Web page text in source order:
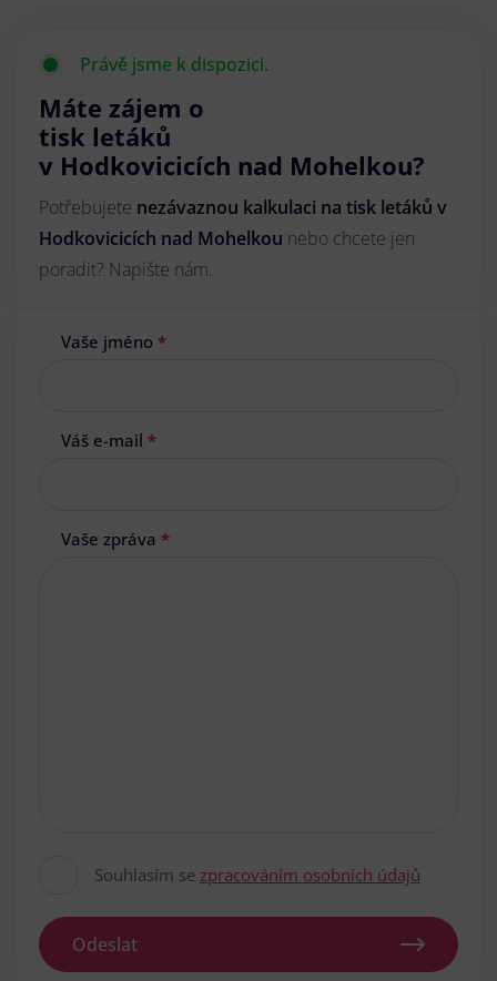
Právě jsme k dispozici.
Máte zájem o
tisk letáků
v Hodkovicicích nad Mohelkou?
Potřebujete nezávaznou kalkulaci na tisk letáků v
Hodkovicicích nad Mohelkou nebo chcete jen
poradit? Napište nám.
Vaše jméno *
Váš e-mail *
Vaše zpráva *
Souhlasím se zpracováním osobních údajů
Odeslat